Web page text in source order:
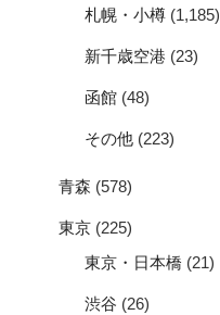
札幌・小樽 (1,185)
新千歳空港 (23)
函館 (48)
その他 (223)
青森 (578)
東京 (225)
東京・日本橋 (21)
渋谷 (26)